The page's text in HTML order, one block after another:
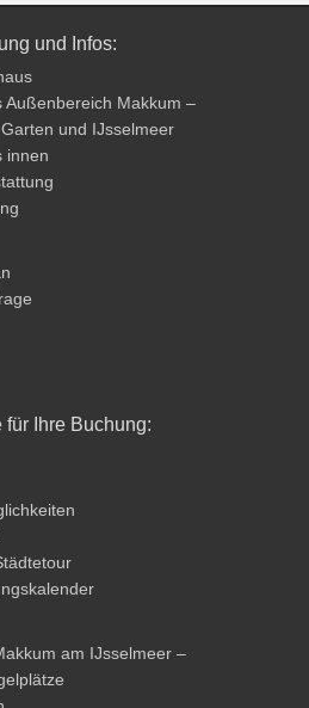
und Infos:
Außenbereich Makkum –
und IJsselmeer
innen
Ihre Buchung:
am IJsselmeer –